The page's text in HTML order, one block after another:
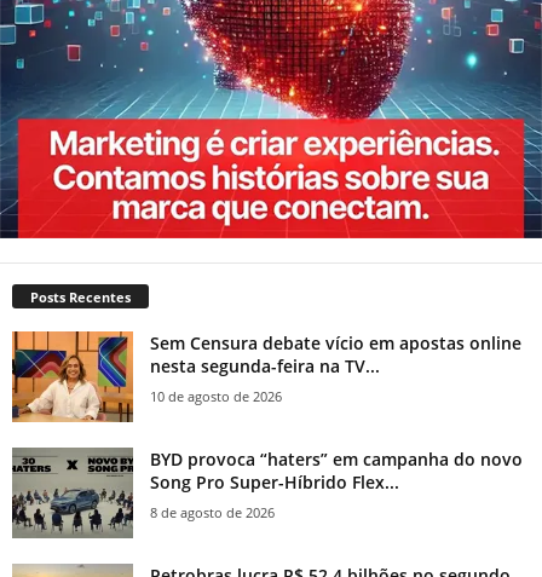
Posts Recentes
Sem Censura debate vício em apostas online
nesta segunda-feira na TV...
10 de agosto de 2026
BYD provoca “haters” em campanha do novo
Song Pro Super-Híbrido Flex...
8 de agosto de 2026